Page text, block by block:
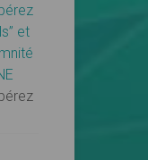
et